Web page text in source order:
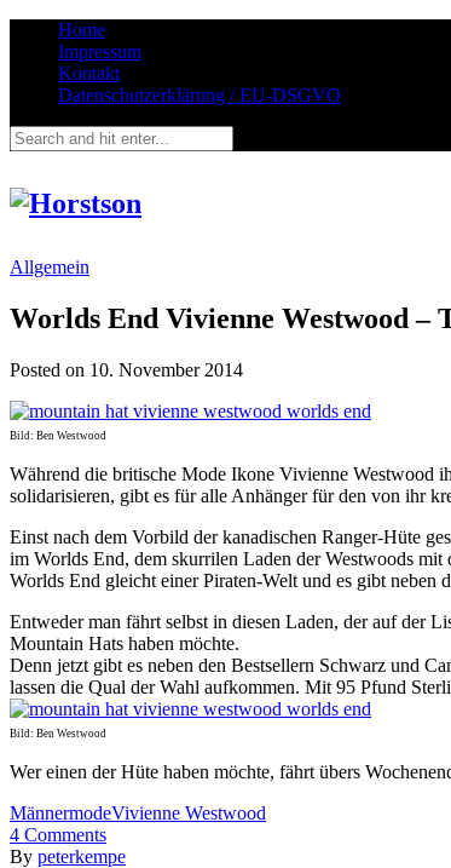
Home
Impressum
Kontakt
Datenschutzerklärung / EU-DSGVO
Allgemein
Worlds End Vivienne Westwood
Posted on 10. November 2014
Bild: Ben Westwood
Während die britische Mode Ikone Vivienne Westwood
solidarisieren, gibt es für alle Anhänger für den von ihr
Einst nach dem Vorbild der kanadischen Ranger-Hüte
im Worlds End, dem skurrilen Laden der Westwoods
Worlds End gleicht einer Piraten-Welt und es gibt
Entweder man fährt selbst in diesen Laden, der auf der
Mountain Hats haben möchte.
Denn jetzt gibt es neben den Bestsellern Schwarz und
lassen die Qual der Wahl aufkommen. Mit 95 Pfund
Bild: Ben Westwood
Wer einen der Hüte haben möchte, fährt übers
MännermodeVivienne Westwood
4 Comments
By peterkempe